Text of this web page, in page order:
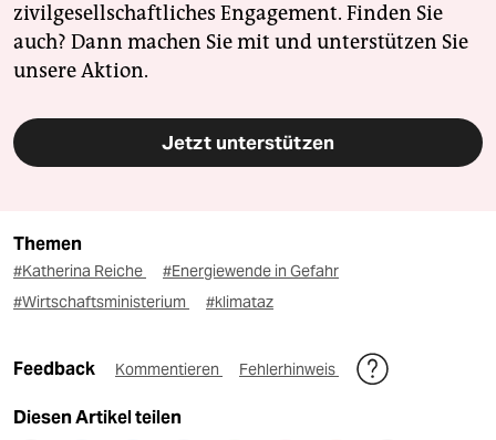
zivilgesellschaftliches Engagement. Finden Sie
auch? Dann machen Sie mit und unterstützen Sie
unsere Aktion.
Jetzt unterstützen
Themen
#Katherina Reiche
#Energiewende in Gefahr
#Wirtschaftsministerium
#klimataz
Feedback Kommentieren Fehlerhinweis
Diesen Artikel teilen